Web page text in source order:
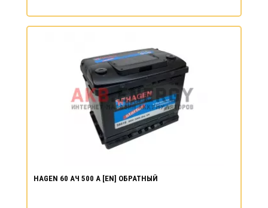
HAGEN 60 АЧ 500 А [EN] ОБРАТНЫЙ